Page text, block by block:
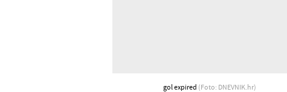
gol expired (Foto: DNEVNIK.hr)